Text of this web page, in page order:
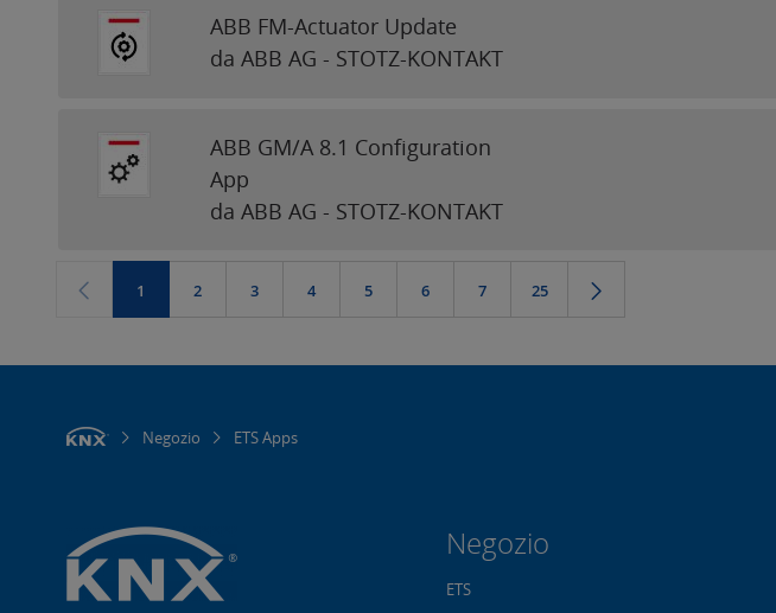
ABB FM-Actuator Update
da ABB AG - STOTZ-KONTAKT
ABB GM/A 8.1 Configuration
App
da ABB AG - STOTZ-KONTAKT
1 2 3 4 5 6 7 25
Negozio ETS Apps
Negozio
ETS